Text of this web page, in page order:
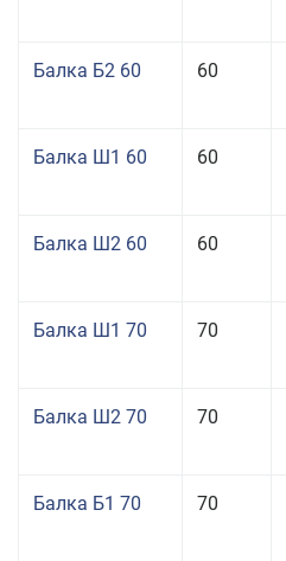
Балка Б2 60 60
Балка Ш1 60 60
Балка Ш2 60 60
Балка Ш1 70 70
Балка Ш2 70 70
Балка Б1 70 70